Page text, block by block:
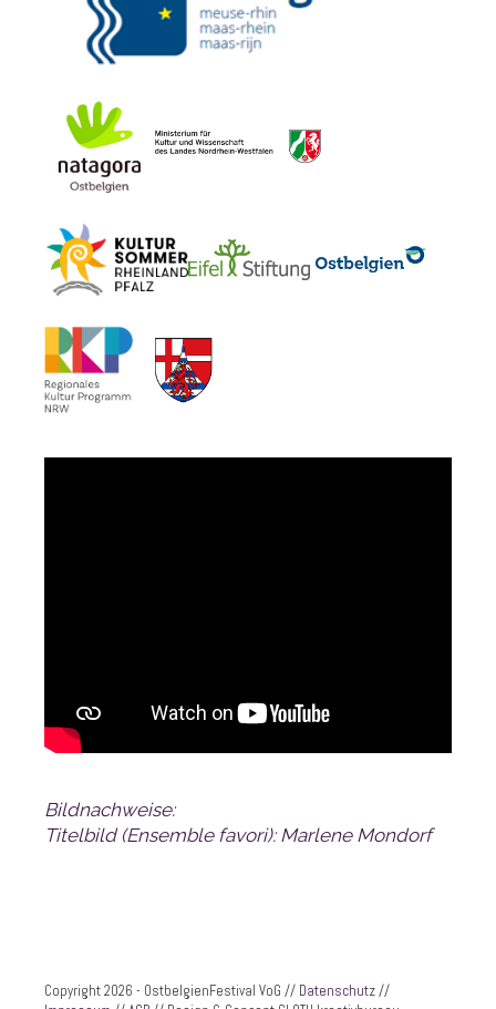
Bildnachweise:
Titelbild (Ensemble favori): Marlene Mondorf
Copyright 2026 - OstbelgienFestival VoG // Datenschutz//